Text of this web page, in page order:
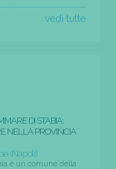
vedi tutte
DI STABIA:
NELLA PROVINCIA
(Napoli)
è un comune della